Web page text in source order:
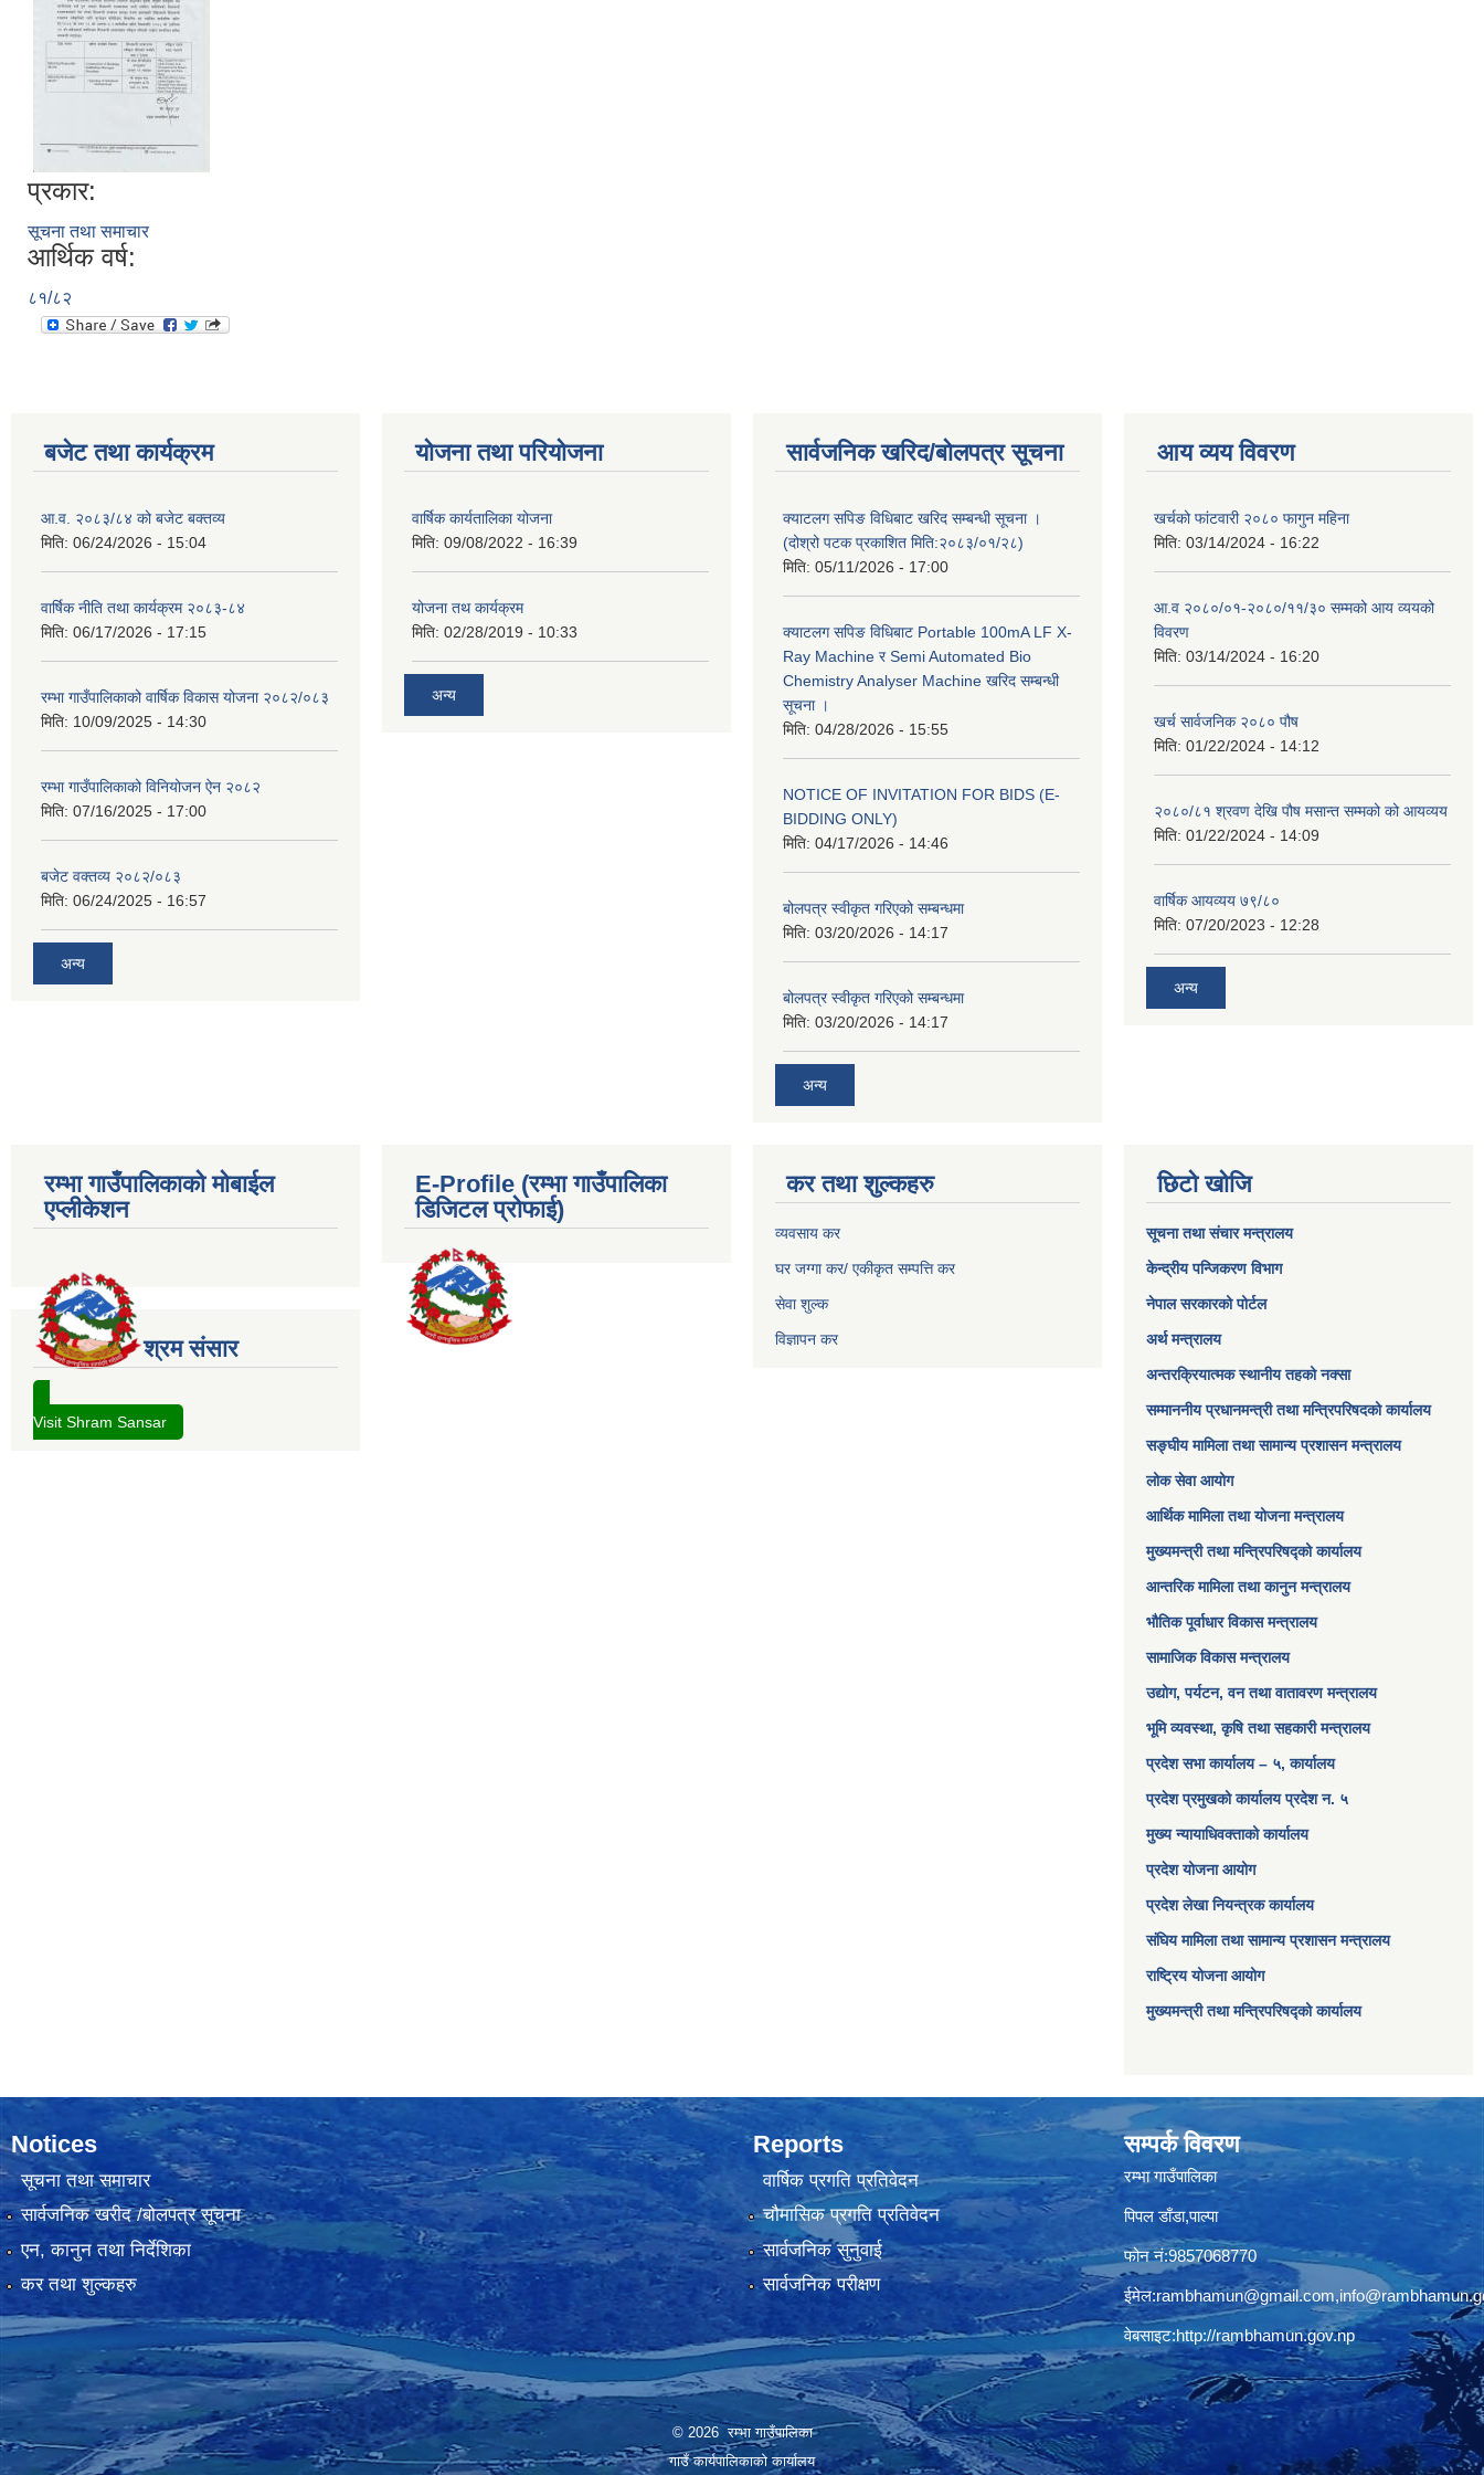
प्रकार:
सूचना तथा समाचार
आर्थिक वर्ष:
८१/८२
बजेट तथा कार्यक्रम
आ.व. २०८३/८४ को बजेट बक्तव्य
मिति: 06/24/2026 - 15:04
वार्षिक नीति तथा कार्यक्रम २०८३-८४
मिति: 06/17/2026 - 17:15
रम्भा गाउँपालिकाको वार्षिक विकास योजना २०८२/०८३
मिति: 10/09/2025 - 14:30
रम्भा गाउँपालिकाको विनियोजन ऐन २०८२
मिति: 07/16/2025 - 17:00
बजेट वक्तव्य २०८२/०८३
मिति: 06/24/2025 - 16:57
अन्य
योजना तथा परियोजना
वार्षिक कार्यतालिका योजना
मिति: 09/08/2022 - 16:39
योजना तथ कार्यक्रम
मिति: 02/28/2019 - 10:33
अन्य
सार्वजनिक खरिद/बोलपत्र सूचना
क्याटलग सपिङ विधिबाट खरिद सम्बन्धी सूचना ।
(दोश्रो पटक प्रकाशित मिति:२०८३/०१/२८)
मिति: 05/11/2026 - 17:00
क्याटलग सपिङ विधिबाट Portable 100mA LF X-
Ray Machine र Semi Automated Bio
Chemistry Analyser Machine खरिद सम्बन्धी
सूचना ।
मिति: 04/28/2026 - 15:55
NOTICE OF INVITATION FOR BIDS (E-
BIDDING ONLY)
मिति: 04/17/2026 - 14:46
बोलपत्र स्वीकृत गरिएको सम्बन्धमा
मिति: 03/20/2026 - 14:17
बोलपत्र स्वीकृत गरिएको सम्बन्धमा
मिति: 03/20/2026 - 14:17
अन्य
आय व्यय विवरण
खर्चको फांटवारी २०८० फागुन महिना
मिति: 03/14/2024 - 16:22
आ.व २०८०/०१-२०८०/११/३० सम्मको आय व्ययको
विवरण
मिति: 03/14/2024 - 16:20
खर्च सार्वजनिक २०८० पौष
मिति: 01/22/2024 - 14:12
२०८०/८१ श्रवण देखि पौष मसान्त सम्मको को आयव्यय
मिति: 01/22/2024 - 14:09
वार्षिक आयव्यय ७९/८०
मिति: 07/20/2023 - 12:28
अन्य
रम्भा गाउँपालिकाको मोबाईल
एप्लीकेशन
श्रम संसार
Visit Shram Sansar
E-Profile (रम्भा गाउँपालिका
डिजिटल प्रोफाई)
कर तथा शुल्कहरु
व्यवसाय कर
घर जग्गा कर/ एकीकृत सम्पत्ति कर
सेवा शुल्क
विज्ञापन कर
छिटो खोजि
सूचना तथा संचार मन्त्रालय
केन्द्रीय पन्जिकरण विभाग
नेपाल सरकारको पोर्टल
अर्थ मन्त्रालय
अन्तरक्रियात्मक स्थानीय तहको नक्सा
सम्माननीय प्रधानमन्त्री तथा मन्त्रिपरिषद‌को कार्यालय
सङ्‍घीय मामिला तथा सामान्य प्रशासन मन्त्रालय
लोक सेवा आयोग
आर्थिक मामिला तथा योजना मन्त्रालय​
मुख्यमन्त्री तथा मन्त्रिपरिषद्को कार्यालय
आन्तरिक मामिला तथा कानुन मन्त्रालय
भौतिक पूर्वाधार विकास मन्त्रालय
सामाजिक विकास मन्त्रालय
उद्योग, पर्यटन, वन तथा वातावरण मन्त्रालय
भूमि व्यवस्था, कृषि तथा सहकारी मन्त्रालय
प्रदेश सभा कार्यालय – ५, कार्यालय
प्रदेश प्रमुखको कार्यालय प्रदेश न. ५
मुख्य न्यायाधिवक्ताको कार्यालय
प्रदेश योजना आयोग
प्रदेश लेखा नियन्त्रक कार्यालय
संघिय मामिला तथा सामान्य प्रशासन मन्त्रालय
राष्ट्रिय योजना आयोग
मुख्यमन्त्री तथा मन्त्रिपरिषद्को कार्यालय
Notices
सूचना तथा समाचार
सार्वजनिक खरीद /बोलपत्र सूचना
एन, कानुन तथा निर्देशिका
कर तथा शुल्कहरु
Reports
वार्षिक प्रगति प्रतिवेदन
चौमासिक प्रगति प्रतिवेदन
सार्वजनिक सुनुवाई
सार्वजनिक परीक्षण
सम्पर्क विवरण
रम्भा गाउँपालिका
पिपल डाँडा,पाल्पा
फोन नं:9857068770
ईमेल:rambhamun@gmail.com,
वेबसाइट:http://rambhamun.gov.np
© 2026 रम्भा गाउँपालिका
गाउँ कार्यपालिकाको कार्यालय